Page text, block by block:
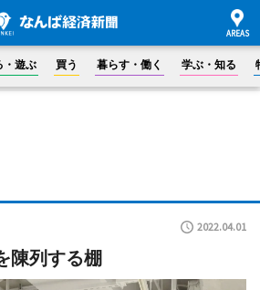
・遊ぶ 買う 暮らす・働く 学ぶ・知る
2022.04.01
陳列する棚